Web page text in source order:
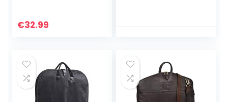
Transparentes
Anti Poussière
Etanche Mite
Humidité – 4
Tailles – Noir
€32.99